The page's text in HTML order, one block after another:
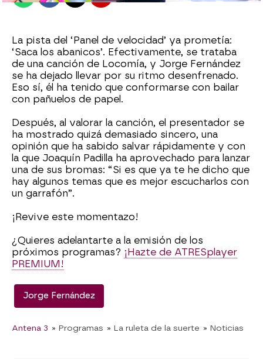
La pista del ‘Panel de velocidad’ ya prometía:
‘Saca los abanicos’. Efectivamente, se trataba
de una canción de Locomía, y Jorge Fernández
se ha dejado llevar por su ritmo desenfrenado.
Eso sí, él ha tenido que conformarse con bailar
con pañuelos de papel.
Después, al valorar la canción, el presentador se
ha mostrado quizá demasiado sincero, una
opinión que ha sabido salvar rápidamente y con
la que Joaquín Padilla ha aprovechado para lanzar
una de sus bromas: “Si es que ya te he dicho que
hay algunos temas que es mejor escucharlos con
un garrafón”.
¡Revive este momentazo!
¿Quieres adelantarte a la emisión de los
próximos programas? ¡Hazte de ATRESplayer
PREMIUM!
Jorge Fernández
Antena 3 » Programas » La ruleta de la suerte » Noticias